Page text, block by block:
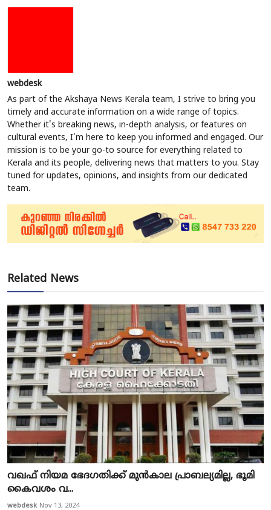
webdesk
As part of the Akshaya News Kerala team, I strive to bring you
timely and accurate information on a wide range of topics.
Whether it's breaking news, in-depth analysis, or features on
cultural events, I'm here to keep you informed and engaged. Our
mission is to be your go-to source for everything related to
Kerala and its people, delivering news that matters to you. Stay
tuned for updates, opinions, and insights from our dedicated
team.
Related News
വഖഫ് നിയമ ഭേദഗതിക്ക് മുൻകാല പ്രാബല്യമില്ല, ഭൂമി
കൈവശം വ...
webdesk Nov 13, 2024